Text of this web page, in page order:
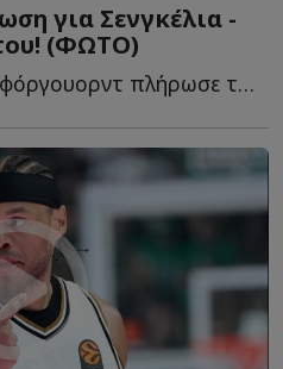
για Σενγκέλια -
(ΦΩΤΟ)
Ο Γεωργιανός πάουερ φόργουορντ πλήρωσε το buy out του σ...